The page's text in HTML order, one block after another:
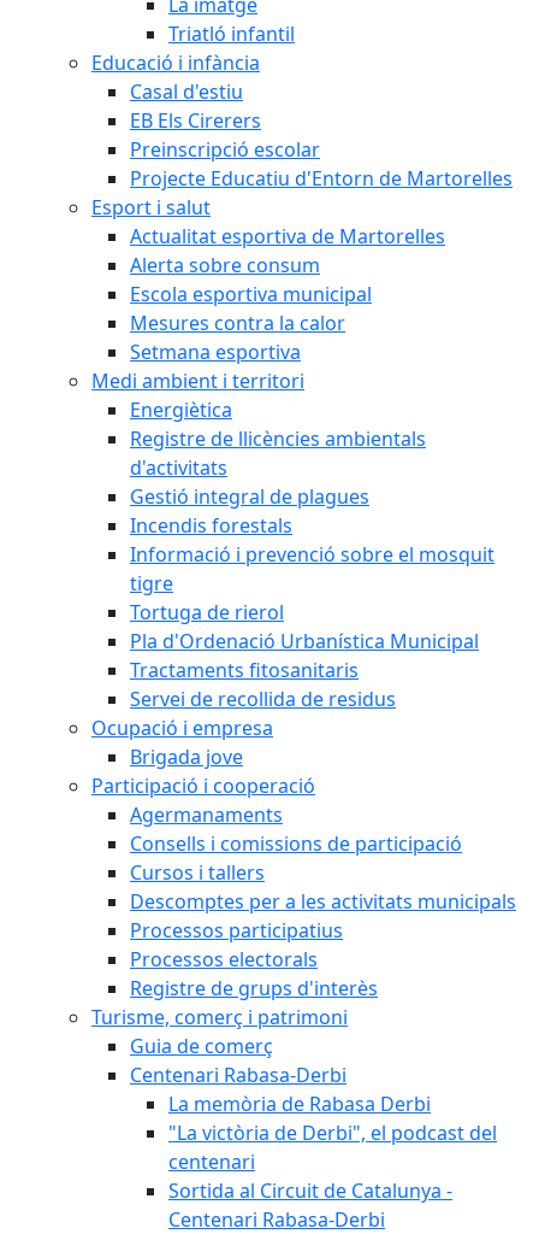
Triatló infantil
Educació i infància
Casal d'estiu
EB Els Cirerers
Preinscripció escolar
Projecte Educatiu d'Entorn de Martorelles
Esport i salut
Actualitat esportiva de Martorelles
Alerta sobre consum
Escola esportiva municipal
Mesures contra la calor
Setmana esportiva
Medi ambient i territori
Energiètica
Registre de llicències ambientals
d'activitats
Gestió integral de plagues
Incendis forestals
Informació i prevenció sobre el mosquit
tigre
Tortuga de rierol
Pla d'Ordenació Urbanística Municipal
Tractaments fitosanitaris
Servei de recollida de residus
Ocupació i empresa
Brigada jove
Participació i cooperació
Agermanaments
Consells i comissions de participació
Cursos i tallers
Descomptes per a les activitats municipals
Processos participatius
Processos electorals
Registre de grups d'interès
Turisme, comerç i patrimoni
Guia de comerç
Centenari Rabasa-Derbi
La memòria de Rabasa Derbi
"La victòria de Derbi", el podcast del
centenari
Sortida al Circuit de Catalunya -
Centenari Rabasa-Derbi